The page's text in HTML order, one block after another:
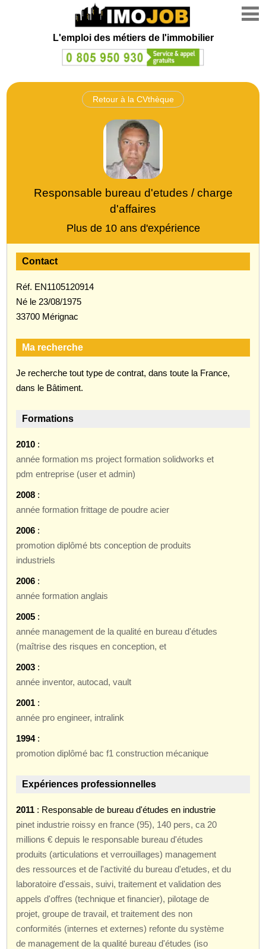
L'emploi des métiers de l'immobilier
Retour à la CVthèque
Responsable bureau d'etudes / charge
d'affaires
Plus de 10 ans d'expérience
Contact
Réf. EN1105120914
Né le 23/08/1975
33700 Mérignac
Ma recherche
Je recherche tout type de contrat, dans toute la France,
dans le Bâtiment.
Formations
2010 :
année formation ms project formation solidworks et
pdm entreprise (user et admin)
2008 :
année formation frittage de poudre acier
2006 :
promotion diplômé bts conception de produits
industriels
2006 :
année formation anglais
2005 :
année management de la qualité en bureau d'études
(maîtrise des risques en conception, et
2003 :
année inventor, autocad, vault
2001 :
année pro engineer, intralink
1994:
promotion diplômé bac f1 construction mécanique
Expériences professionnelles
2011 : Responsable de bureau d'études en industrie
pinet industrie roissy en france (95), 140 pers, ca 20
millions € depuis le responsable bureau d'études
produits (articulations et verrouillages) management
des ressources et de l'activité du bureau d'etudes, et du
laboratoire d'essais, suivi, traitement et validation des
appels d'offres (technique et financier), pilotage de
projet, groupe de travail, et traitement des non
conformités (internes et externes) refonte du système
de management de la qualité bureau d'études (iso